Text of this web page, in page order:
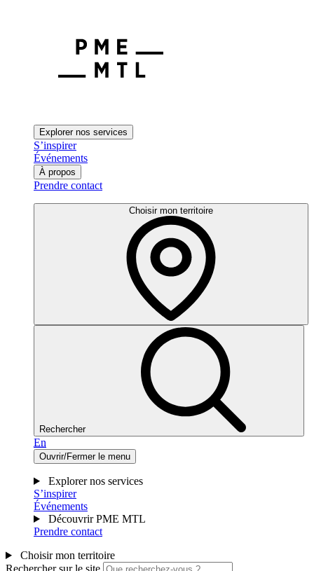
Explorer nos services
S’inspirer
Événements
À propos
Prendre contact
Choisir mon territoire
Rechercher
En
Ouvrir/Fermer le menu
Explorer nos services
S’inspirer
Événements
Découvrir PME MTL
Prendre contact
Choisir mon territoire
Rechercher sur le site